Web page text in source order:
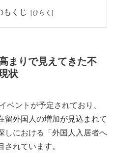
もくじ
まりで見えてきた不
状
ントが予定されており、
留外国人の増加が見込まれて
しにおける「外国人入居者へ
れています。